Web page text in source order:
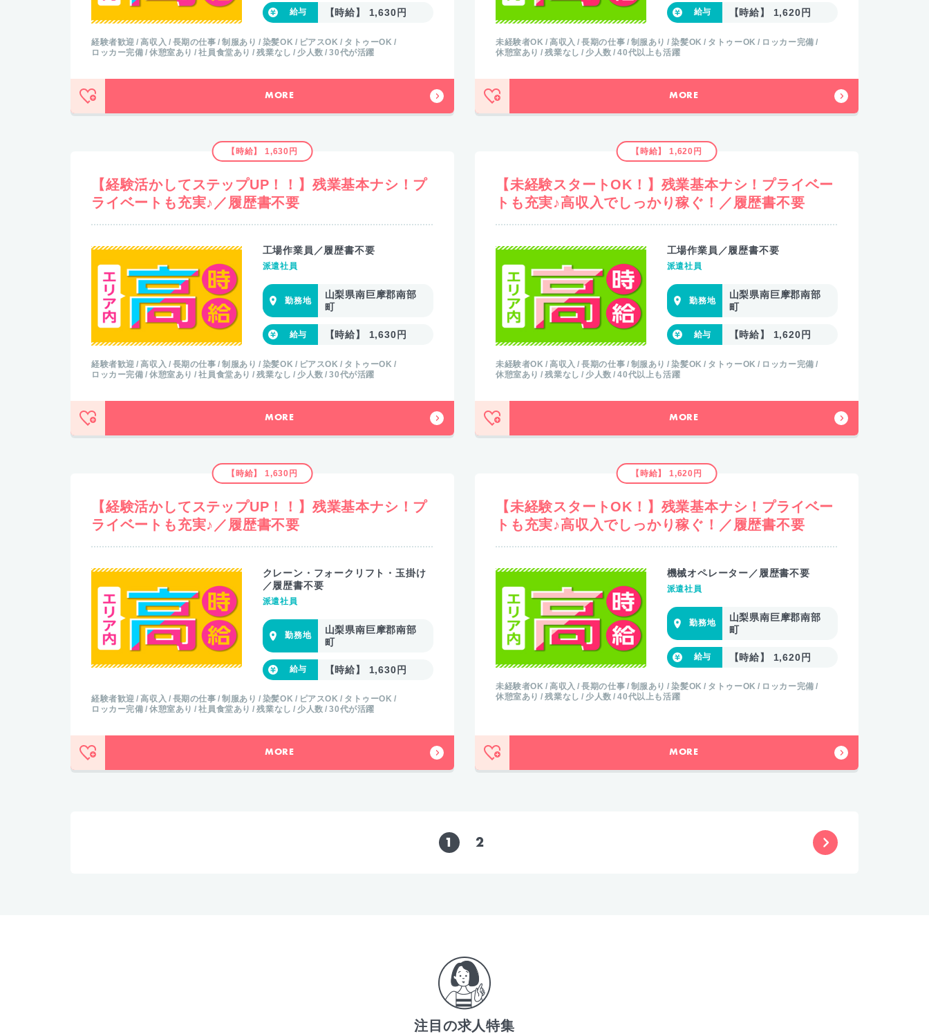
【時給】 1,630円
経験者歓迎 高収入 長期の仕事 制服あり 染髪OK ピアスOK
タトゥーOK
ロッカー完備
休憩室あり 社員食堂あり 残業なし 少人数 30代が活躍
MORE
【時給】 1,620円
未経験者OK 高収入 長期の仕事 制服あり 染髪OK タトゥーOK
ロッカー完備
休憩室あり
残業なし 少人数 40代以上も活躍
MORE
【時給】 1,630円
【経験活かしてステップUP！！】残業基本ナシ！プ
ライベートも充実♪／履歴書不要
工場作業員／履歴書不要
派遣社員
山梨県南巨摩郡南部
町
【時給】 1,630円
経験者歓迎 高収入 長期の仕事 制服あり 染髪OK ピアスOK
タトゥーOK
ロッカー完備
休憩室あり 社員食堂あり 残業なし 少人数 30代が活躍
MORE
【時給】 1,620円
【未経験スタートOK！】残業基本ナシ！プライベー
トも充実♪高収入でしっかり稼ぐ！／履歴書不要
工場作業員／履歴書不要
派遣社員
山梨県南巨摩郡南部
町
【時給】 1,620円
未経験者OK 高収入 長期の仕事 制服あり 染髪OK タトゥーOK
ロッカー完備
休憩室あり
残業なし 少人数 40代以上も活躍
MORE
【時給】 1,630円
【経験活かしてステップUP！！】残業基本ナシ！プ
ライベートも充実♪／履歴書不要
クレーン・フォークリフト・玉掛け
／履歴書不要
派遣社員
山梨県南巨摩郡南部
町
【時給】 1,630円
経験者歓迎 高収入 長期の仕事 制服あり 染髪OK ピアスOK
タトゥーOK
ロッカー完備
休憩室あり 社員食堂あり 残業なし 少人数 30代が活躍
MORE
【時給】 1,620円
【未経験スタートOK！】残業基本ナシ！プライベー
トも充実♪高収入でしっかり稼ぐ！／履歴書不要
機械オペレーター／履歴書不要
派遣社員
山梨県南巨摩郡南部
町
【時給】 1,620円
未経験者OK 高収入 長期の仕事 制服あり 染髪OK タトゥーOK
ロッカー完備
休憩室あり
残業なし 少人数 40代以上も活躍
MORE
1 2
注目の求人特集